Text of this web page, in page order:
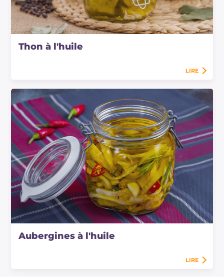
Thon à l'huile
LIRE
Aubergines à l'huile
LIRE